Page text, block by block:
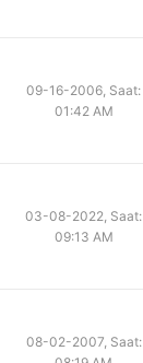
09-16-2006, Saat:
01:42 AM
03-08-2022, Saat:
09:13 AM
08-02-2007, Saat: